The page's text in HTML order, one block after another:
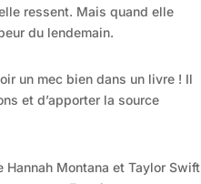
ressent. Mais quand elle
du lendemain.
un mec bien dans un livre ! Il
et d’apporter la source
Montana et Taylor Swift